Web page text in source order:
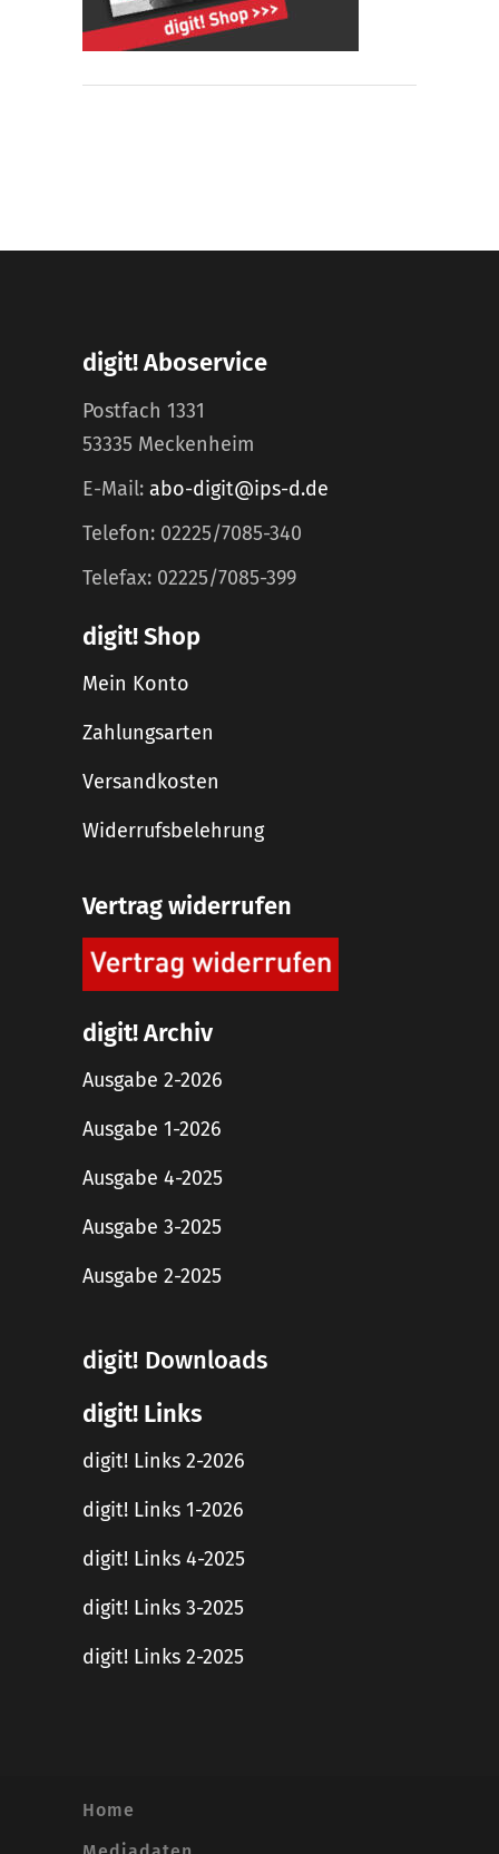
digit! Aboservice
Postfach 1331
53335 Meckenheim
E-Mail: abo-digit@ips-d.de
Telefon: 02225/7085-340
Telefax: 02225/7085-399
digit! Shop
Mein Konto
Zahlungsarten
Versandkosten
Widerrufsbelehrung
Vertrag widerrufen
digit! Archiv
Ausgabe 2-2026
Ausgabe 1-2026
Ausgabe 4-2025
Ausgabe 3-2025
Ausgabe 2-2025
digit! Downloads
digit! Links
digit! Links 2-2026
digit! Links 1-2026
digit! Links 4-2025
digit! Links 3-2025
digit! Links 2-2025
Home